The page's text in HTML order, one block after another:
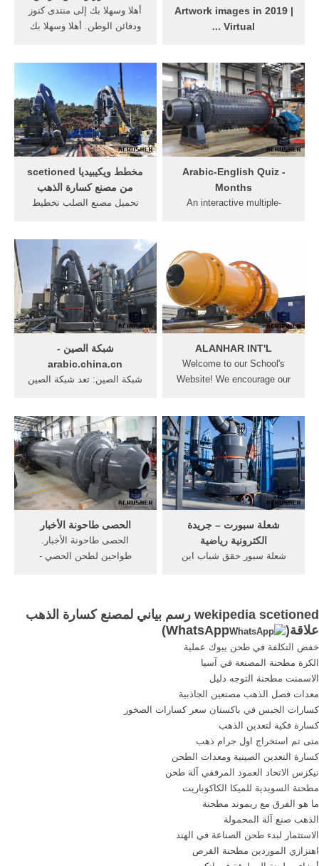
the best gaming experience.
أهلا وسهلا بك إلى منتدى كنوز
ودفائن الوطن. أهلا وسهلا بك
التكرم بزيارة صفحة
التعليمـــات، بالضغط هنا.كما
يشرفنا أن تقوم بالتسجيل
بالضغط هنا
Artwork images in 2019 |
Virtual ...
Khalid Shahin artwork. See
more ideas about Virtual art,
Artwork and Art.
مخطط ويكيبيديا scetioned
من مصنع كسارة الذهب
تحميل مصنع الصلب تخطيط
الحجر مصنع لتجهيز الذهب
تدفق الرسم البياني الرسم
مخطط تدفق البيانات رسم,
بياني الدردشة دروس ... احصل
على السعر
Arabic-English Quiz -
Months
An interactive multiple-
شبكة الصين -
arabic.china.cn
شبكة الصين: تعد شبكة الصين
وتنشر أخباراً ومعلومات بعشر
لغات عبر تقنيات الوسائط
المتعددة وتهدف إلى تقديم
الصين الحقيقية إلى العالم،
وينتشر قراؤها في أكثر من ...
ALANHAR INT'L
Welcome to our School's
Website! We encourage our
possible standards and
derive satisfaction for their
own achievements and
achievements of .
الحصى طاحونة الأخبار
الحصى طاحونة الأخبار.
طواحين لطحن الحصي -
جاهزة لطحن الأسمنت على
شعلة سبورت – جريدة
الكترونية رياضية
شعلة سبور حقق شباب ابن
بحصة 60 نقطة مقابل 46 في
مقابلة اعتبرت جد قوية .
wekipedia scetioned رسم بياني لمصنع كسارة الذهب
علاقة(
WhatsApp
)
خفض التكلفة في طحن يبوك عملية
الكرة مطحنة المصنعة في آسيا
الاسمنت مطحنة التوجه دليل
معدات فصل الذهب مصنعين الجاذبية
كسارات الجبس في باكستان سعر كسارات الصخور
كسارة فكية لتعدين الذهب
متى تم استخراج اول جرام ذهب
كسارة التعدين الصينية ومعدات الطحن
نيكزس الاتحاد العمود المرفقي آلة طحن
مطحنة السويدية للميكا الكاكوباريت
ما هو الفرق مع ريموند مطحنة
الذهب صنع آلة المحمولة
الاستثمار لبدء طحن الصناعة في الهند
اهتزازي الموردين مطحنة القرص